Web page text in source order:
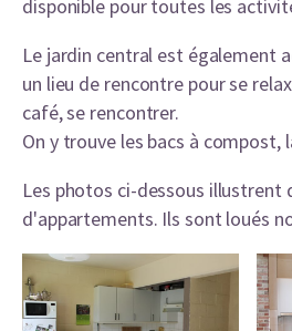
disponible pour toutes les
Le jardin central est également
un lieu de rencontre pour se
café, se rencontrer.
On y trouve les bacs à compost,
Les photos ci-dessous
d'appartements. Ils sont loués